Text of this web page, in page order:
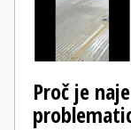
Proč je